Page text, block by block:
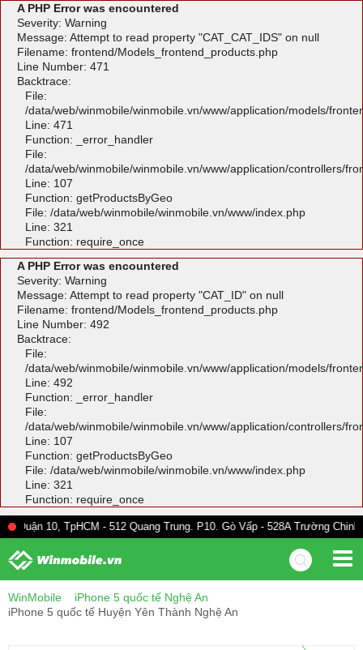
A PHP Error was encountered
Severity: Warning
Message: Attempt to read property "CAT_CAT_IDS" on null
Filename: frontend/Models_frontend_products.php
Line Number: 471
Backtrace:
File:
/data/web/winmobile/winmobile.vn/www/application/models/
Line: 471
Function: _error_handler
File:
/data/web/winmobile/winmobile.vn/www/application/controllers/
Line: 107
Function: getProductsByGeo
File: /data/web/winmobile/winmobile.vn/www/index.php
Line: 321
Function: require_once
A PHP Error was encountered
Severity: Warning
Message: Attempt to read property "CAT_ID" on null
Filename: frontend/Models_frontend_products.php
Line Number: 492
Backtrace:
File:
/data/web/winmobile/winmobile.vn/www/application/models/
Line: 492
Function: _error_handler
File:
/data/web/winmobile/winmobile.vn/www/application/controllers/
Line: 107
Function: getProductsByGeo
File: /data/web/winmobile/winmobile.vn/www/index.php
Line: 321
Function: require_once
TpHCM - 512 Quang Trung. P10. Gò Vấp - 528A Trường Chinh. F13. Tân
WinMobile
iPhone 5 quốc tế Nghệ An
iPhone 5 quốc tế Huyện Yên Thành Nghệ An